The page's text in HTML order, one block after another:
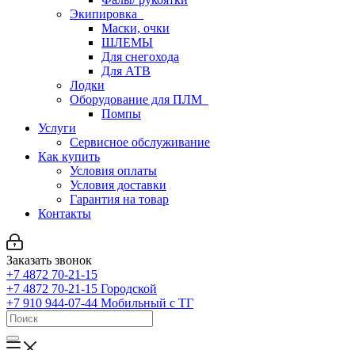
Экипировка
Маски, очки
ШЛЕМЫ
Для снегохода
Для АТВ
Лодки
Оборудование для ПЛМ
Помпы
Услуги
Сервисное обслуживание
Как купить
Условия оплаты
Условия доставки
Гарантия на товар
Контакты
Заказать звонок
+7 4872 70-21-15
+7 4872 70-21-15 Городской
+7 910 944-07-44 Мобильный с ТГ